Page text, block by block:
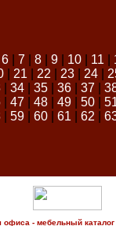
6| 7| 8| 9| 10| 11
| 21 22 23| 24|
| 34| 35| 36| 37|
| 47| 48| 49| 50|
| 59| 60| 61 62
офиса - мебельный каталог